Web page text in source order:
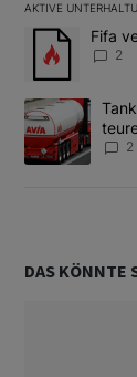
AKTIVE
Das
Ein Fifa
2
Ein
2
DAS KÖNNTE